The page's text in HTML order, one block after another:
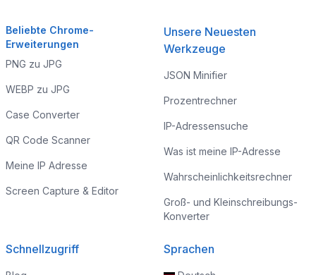
Beliebte Chrome-
Erweiterungen
PNG zu JPG
WEBP zu JPG
Case Converter
QR Code Scanner
Meine IP Adresse
Screen Capture & Editor
Unsere Neuesten
Werkzeuge
JSON Minifier
Prozentrechner
IP-Adressensuche
Was ist meine IP-Adresse
Wahrscheinlichkeitsrechner
Groß- und Kleinschreibungs-
Konverter
Schnellzugriff Sprachen